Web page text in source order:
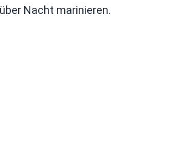
Nacht marinieren.